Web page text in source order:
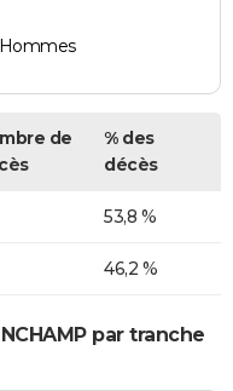
Hommes
de
% des
décès
53,8 %
46,2 %
par tranche